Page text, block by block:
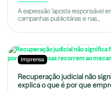
A expressão "aposta responsável
campanhas publicitárias e nas...
Imprensa
Recuperação judicial não
explica o que é por que